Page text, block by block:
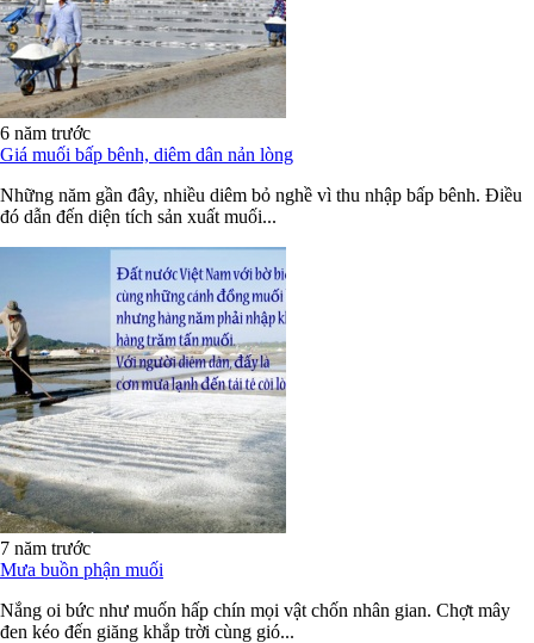
6 năm trước
Giá muối bấp bênh, diêm dân nản lòng
Những năm gần đây, nhiều diêm bỏ nghề vì thu nhập bấp bênh. Điều
đó dẫn đến diện tích sản xuất muối...
7 năm trước
Mưa buồn phận muối
Nắng oi bức như muốn hấp chín mọi vật chốn nhân gian. Chợt mây
đen kéo đến giăng khắp trời cùng gió...